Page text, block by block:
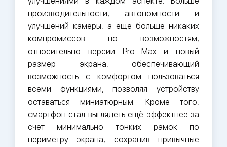
производительности, автономности и
улучшений камеры, а ещё больше никаких
компромиссов по возможностям,
относительно версии Pro Max и новый
размер экрана, обеспечивающий
возможность с комфортом пользоваться
всеми функциями, позволяя устройству
оставаться миниатюрным. Кроме того,
смартфон стал выглядеть ещё эффектнее за
счёт минимально тонких рамок по
периметру экрана, сохранив привычные